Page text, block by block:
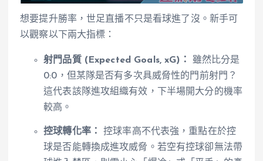
想要提升勝率，世足直播不只是看球進了沒。新手可
以觀察以下兩大指標：
射門品質 (Expected Goals, xG)：
雖然比分是
0:0，但某隊是否有多次具威脅性的門前射門？
這代表該隊進攻組織有效，下半場開大分的機率
較高。
控球轉化率：
控球率高不代表強，重點在於控
球是否能轉換成進攻威脅。若空有控球卻無法帶